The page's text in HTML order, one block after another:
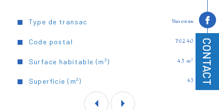
CONTACT
Caractéristiques Valeurs
Type de transac Bureaux
Code postal 76240
Surface habitable (m²) 43 m²
Superficie (m²) 43